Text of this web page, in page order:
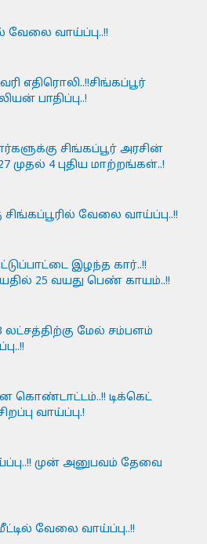
வேலை வாய்ப்பு..!!
எதிரொலி..!!சிங்கப்பூர்
பாதிப்பு..!
சிங்கப்பூர் அரசின்
முதல் 4 புதிய மாற்றங்கள்..!
சிங்கப்பூரில் வேலை வாய்ப்பு..!!
இழந்த கார்..!!
25 வயது பெண் காயம்..!!
லட்சத்திற்கு மேல் சம்பளம்
கொண்டாட்டம்..!! டிக்கெட்
வாய்ப்பு.!
முன் அனுபவம் தேவை
வேலை வாய்ப்பு..!!